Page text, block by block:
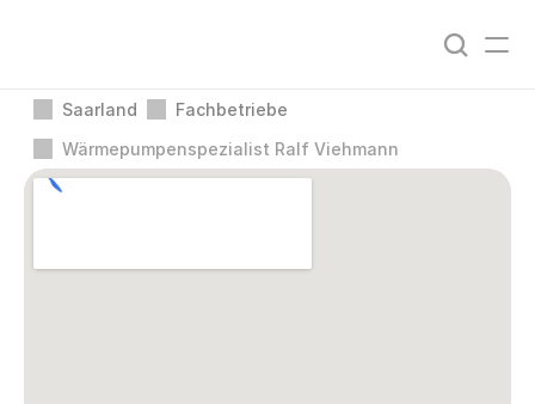
Saarland
Fachbetriebe
Wärmepumpenspezialist Ralf Viehmann